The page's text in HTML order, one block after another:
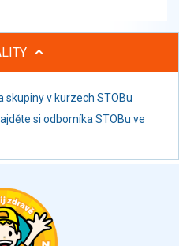
výrobky
skupiny v kurzech STOBu
si odborníka STOBu ve